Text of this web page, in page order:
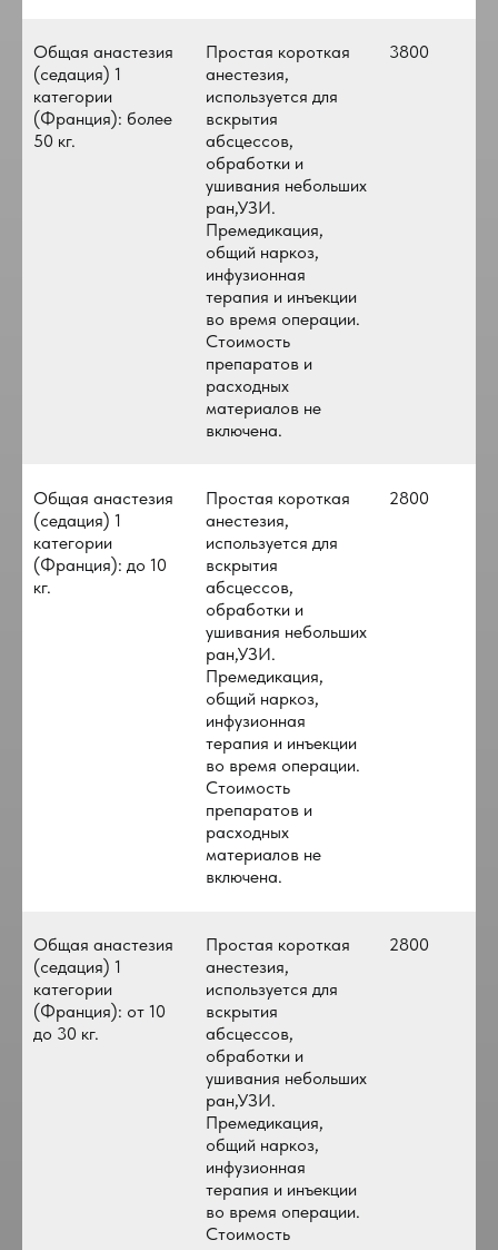
Общая анастезия
(седация) 1
категории
(Франция): более
50 кг.
Простая короткая
анестезия,
используется для
вскрытия
абсцессов,
обработки и
ушивания небольших
ран,УЗИ.
Премедикация,
общий наркоз,
инфузионная
терапия и инъекции
во время операции.
Стоимость
препаратов и
расходных
материалов не
включена.
3800
Общая анастезия
(седация) 1
категории
(Франция): до 10
кг.
Простая короткая
анестезия,
используется для
вскрытия
абсцессов,
обработки и
ушивания небольших
ран,УЗИ.
Премедикация,
общий наркоз,
инфузионная
терапия и инъекции
во время операции.
Стоимость
препаратов и
расходных
материалов не
включена.
2800
Общая анастезия
(седация) 1
категории
(Франция): от 10
до 30 кг.
Простая короткая
анестезия,
используется для
вскрытия
абсцессов,
обработки и
ушивания небольших
ран,УЗИ.
Премедикация,
общий наркоз,
инфузионная
терапия и инъекции
во время операции.
Стоимость
2800